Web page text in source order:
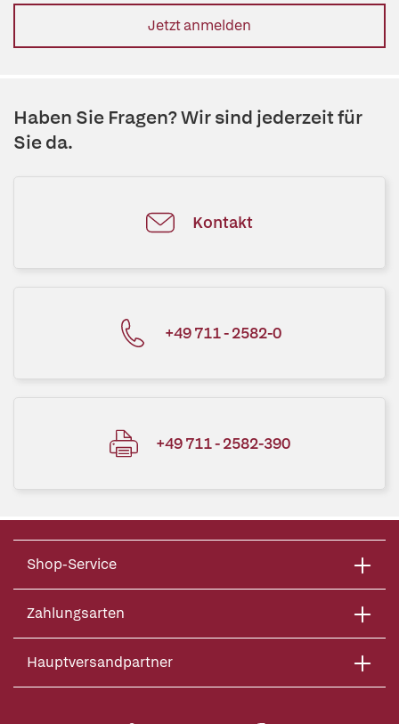
Jetzt anmelden
Haben Sie Fragen? Wir sind jederzeit für
Sie da.
Kontakt
+49 711 - 2582-0
+49 711 - 2582-390
Shop-Service
Zahlungsarten
Hauptversandpartner